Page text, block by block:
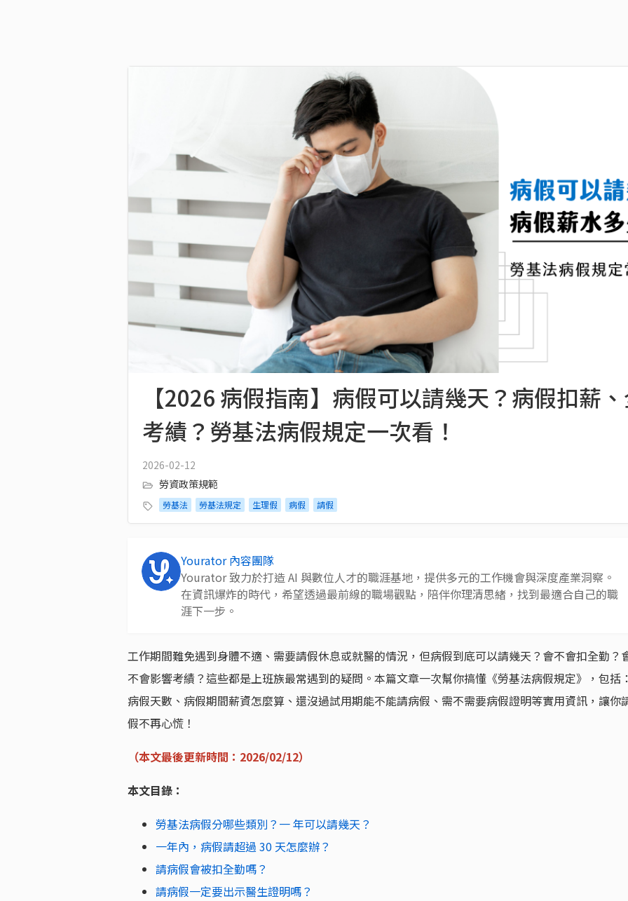
【2026 病假指南】病假可以請幾天？病假扣薪
考績？勞基法病假規定一次看！
2026-02-12
勞資政策規範
勞基法 勞基法規定 生理假 病假 請假
Yourator 內容團隊
Yourator 致力於打造 AI 與數位人才的職涯基地，提供多元的工作機會與深度產業洞察。
在資訊爆炸的時代，希望透過最前線的職場觀點，陪伴你理清思緒，找到最適合自己的職
涯下一步。
工作期間難免遇到身體不適、需要請假休息或就醫的情況，但病假到底可以請幾天？會不會扣全勤？
不會影響考績？這些都是上班族最常遇到的疑問。本篇文章一次幫你搞懂《勞基法病假規定》，包括
病假天數、病假期間薪資怎麼算、還沒過試用期能不能請病假、需不需要病假證明等實用資訊，讓你
假不再心慌！
（本文最後更新時間：2026/02/12）
本文目錄：
勞基法病假分哪些類別？一 年可以請幾天？
一年內，病假請超過 30 天怎麼辦？
請病假會被扣全勤嗎？
請病假一定要出示醫生證明嗎？